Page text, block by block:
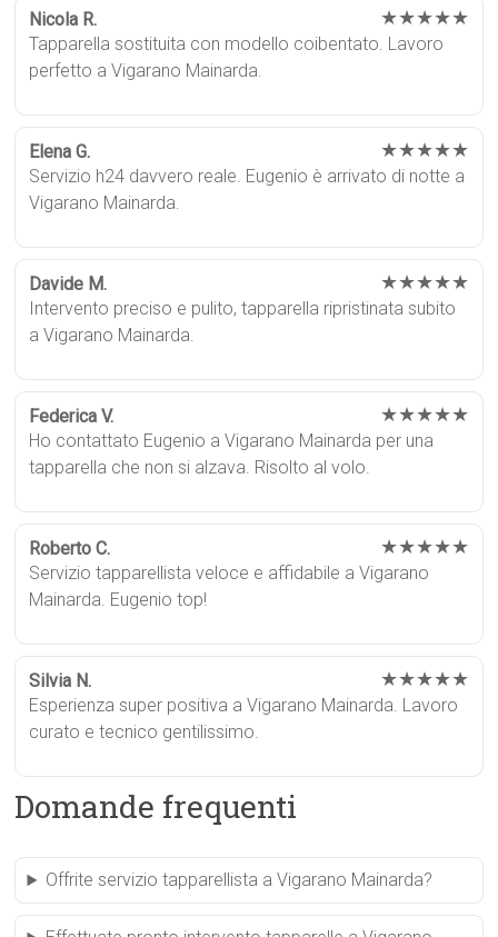
Nicola R. ★★★★★
Tapparella sostituita con modello coibentato. Lavoro
perfetto a Vigarano Mainarda.
Elena G. ★★★★★
Servizio h24 davvero reale. Eugenio è arrivato di notte a
Vigarano Mainarda.
Davide M. ★★★★★
Intervento preciso e pulito, tapparella ripristinata subito
a Vigarano Mainarda.
Federica V. ★★★★★
Ho contattato Eugenio a Vigarano Mainarda per una
tapparella che non si alzava. Risolto al volo.
Roberto C. ★★★★★
Servizio tapparellista veloce e affidabile a Vigarano
Mainarda. Eugenio top!
Silvia N. ★★★★★
Esperienza super positiva a Vigarano Mainarda. Lavoro
curato e tecnico gentilissimo.
Domande frequenti
Offrite servizio tapparellista a Vigarano Mainarda?